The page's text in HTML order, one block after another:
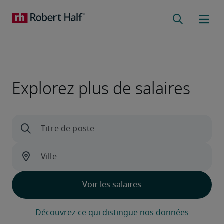
Explorez plus de salaires
Découvrez ce qui distingue nos données